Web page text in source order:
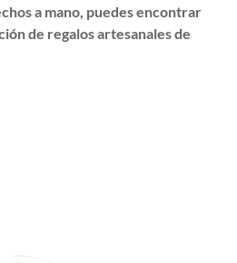
a mano, puedes encontrar
de regalos artesanales de